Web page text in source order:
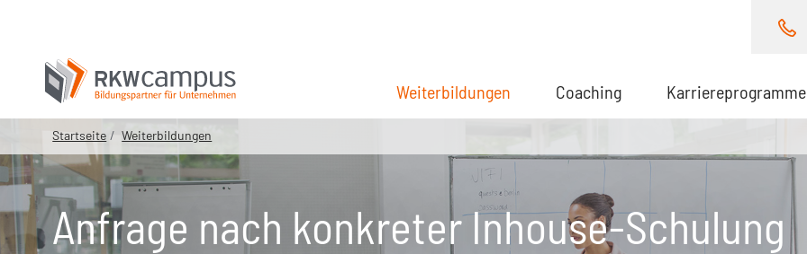
Weiterbildungen (aktuell)Coaching Karriereprogramme
Startseite Weiterbildungen
Anfrage nach konkreter Inhouse-Schulung